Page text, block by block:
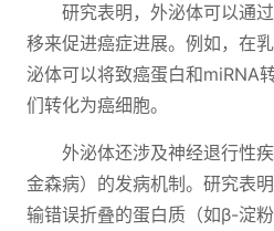
研究表明，外泌体可以通
移来促进癌症进展。例如，在
泌体可以将致癌蛋白和miRNA
们转化为癌细胞。
外泌体还涉及神经退行性
金森病）的发病机制。研究表
输错误折叠的蛋白质（如β-淀